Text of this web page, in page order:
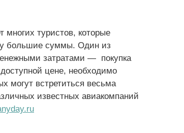
многих туристов, которые
большие суммы. Один из
затратами — покупка
цене, необходимо
могут встретиться весьма
известных авиакомпаний